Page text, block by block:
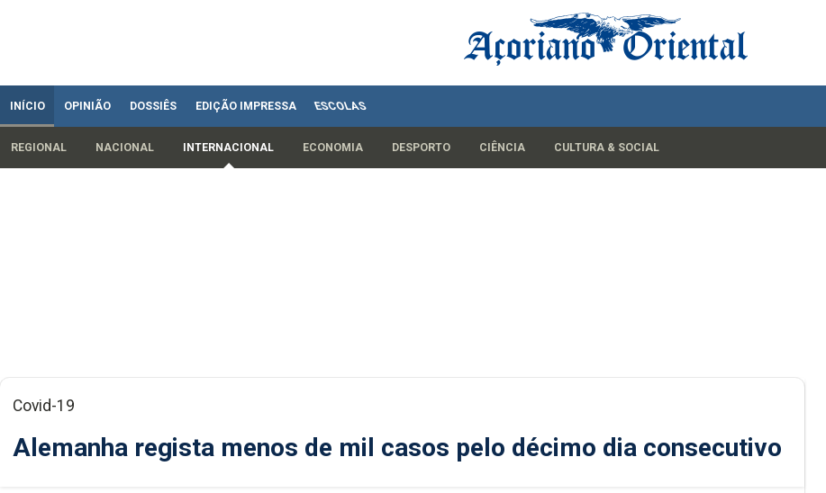
INÍCIO OPINIÃO DOSSIÊS EDIÇÃO IMPRESSA ESCOLAS
REGIONAL NACIONAL INTERNACIONAL ECONOMIA DESPORTO CIÊNCIA CULTURA & SOCIAL
Covid-19
Alemanha regista menos de mil casos pelo décimo dia consecutivo